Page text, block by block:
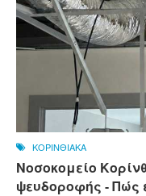
ΚΟΡΙΝΘΙΑΚΑ
Νοσοκομείο
ψευδοροφής - Πώς